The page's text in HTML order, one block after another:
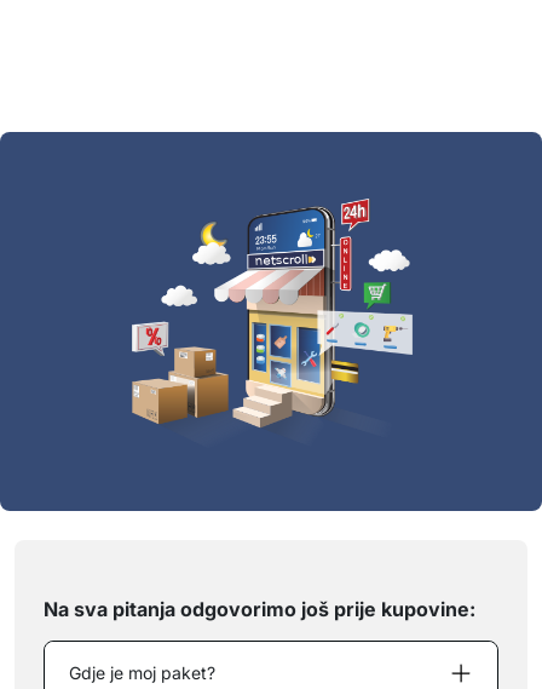
Na sva pitanja odgovorimo još prije kupovine:
Gdje je moj paket?